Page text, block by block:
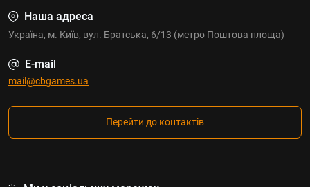
Наша адреса
Україна, м. Київ, вул. Братська, 6/13 (метро Поштова площа)
E-mail
mail@cbgames.ua
Перейти до контактів